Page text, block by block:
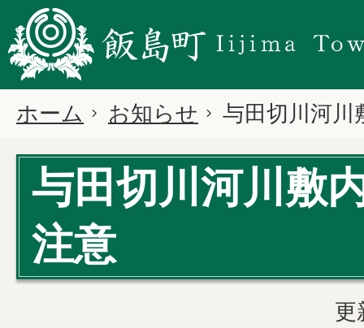
ホーム お知らせ 与田切川河川
与田切川河川敷
注意
更